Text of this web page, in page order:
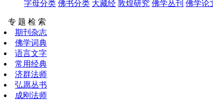
字母分类 佛书分类 大藏经 敦煌研究 佛学丛刊 佛学论
专 题 检 索
期刊杂志
佛学词典
语言文字
常用经典
济群法师
弘愿丛书
成刚法师